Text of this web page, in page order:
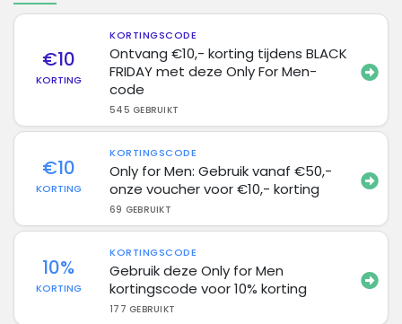
€10
KORTING
KORTINGSCODE
Ontvang €10,- korting tijdens BLACK
FRIDAY met deze Only For Men-
code
545 GEBRUIKT
€10
KORTING
KORTINGSCODE
Only for Men: Gebruik vanaf €50,-
onze voucher voor €10,- korting
69 GEBRUIKT
10%
KORTING
KORTINGSCODE
Gebruik deze Only for Men
kortingscode voor 10% korting
177 GEBRUIKT